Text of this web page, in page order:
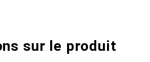
sur le produit